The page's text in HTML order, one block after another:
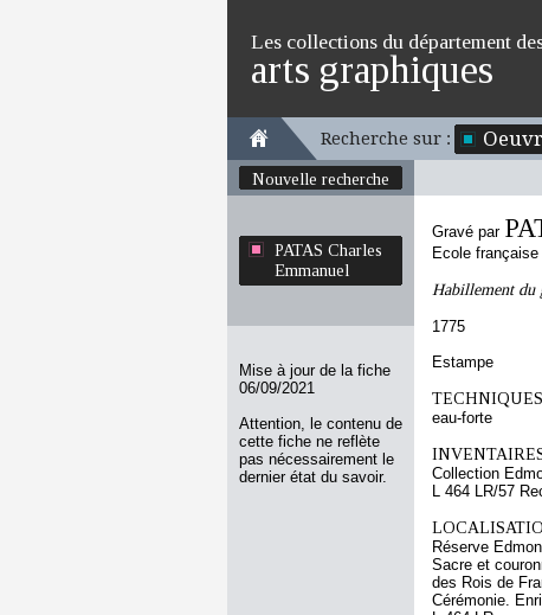
Les collections du département
arts graphiques
Recherche sur :
Nouvelle recherche
PATAS Charles
Emmanuel
Mise à jour de la fiche
06/09/2021
Attention, le contenu de
cette fiche ne reflète
pas nécessairement le
dernier état du savoir.
Gravé par
Ecole française
Habillement du
1775
Estampe
eau-forte
Collection
L 464 LR/57
Réserve
Sacre et
des Rois de
Cérémonie.